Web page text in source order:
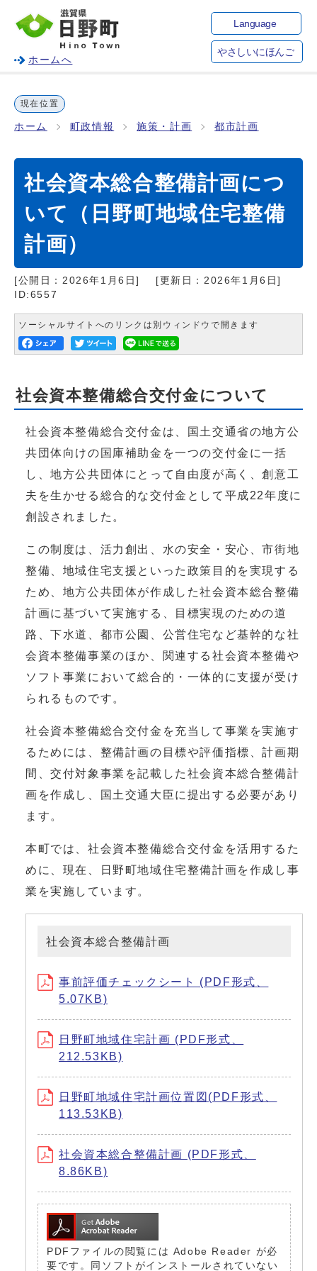
ホームへ
Language
やさしいにほんご
現在位置
ホーム 町政情報 施策・計画 都市計画
社会資本総合整備計画につ
いて（日野町地域住宅整備
計画）
[公開日： 2026年1月6日] [更新日： 2026年1月6日]
ID:6557
ソーシャルサイトへのリンクは別ウィンドウで開きます
社会資本整備総合交付金について
社会資本整備総合交付金は、国土交通省の地方公
共団体向けの国庫補助金を一つの交付金に一括
し、地方公共団体にとって自由度が高く、創意工
夫を生かせる総合的な交付金として平成22年度に
創設されました。
この制度は、活力創出、水の安全・安心、市街地
整備、地域住宅支援といった政策目的を実現する
ため、地方公共団体が作成した社会資本総合整備
計画に基づいて実施する、目標実現のための道
路、下水道、都市公園、公営住宅など基幹的な社
会資本整備事業のほか、関連する社会資本整備や
ソフト事業において総合的・一体的に支援が受け
られるものです。
社会資本整備総合交付金を充当して事業を実施す
るためには、整備計画の目標や評価指標、計画期
間、交付対象事業を記載した社会資本総合整備計
画を作成し、国土交通大臣に提出する必要があり
ます。
本町では、社会資本整備総合交付金を活用するた
めに、現在、日野町地域住宅整備計画を作成し事
業を実施しています。
社会資本総合整備計画
事前評価チェックシート (PDF形式、
5.07KB)
日野町地域住宅計画 (PDF形式、
212.53KB)
日野町地域住宅計画位置図(PDF形式、
113.53KB)
社会資本総合整備計画 (PDF形式、
8.86KB)
PDFファイルの閲覧には Adobe Reader が必
要です。同ソフトがインストールされていない